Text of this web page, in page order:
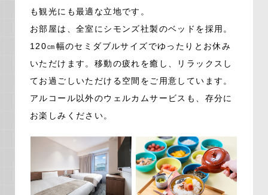
も観光にも最適な立地です。
お部屋は、全室にシモンズ社製のベッドを採用。
120㎝幅のセミダブルサイズでゆったりとお休み
いただけます。移動の疲れを癒し、リラックスし
てお過ごしいただける空間をご用意しています。
アルコール以外のウェルカムサービスも、存分に
お楽しみください。